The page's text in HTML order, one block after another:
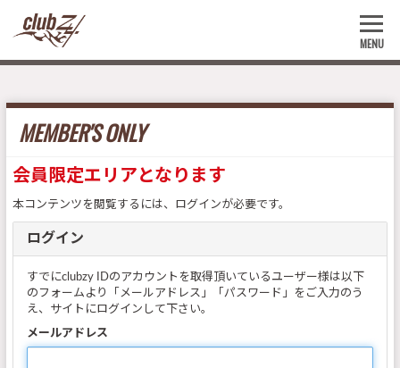
MENU
MEMBER'S ONLY
会員限定エリアとなります
本コンテンツを閲覧するには、ログインが必要です。
ログイン
すでにclubzy IDのアカウントを取得頂いているユーザー様は以下
のフォームより「メールアドレス」「パスワード」をご入力のう
え、サイトにログインして下さい。
メールアドレス